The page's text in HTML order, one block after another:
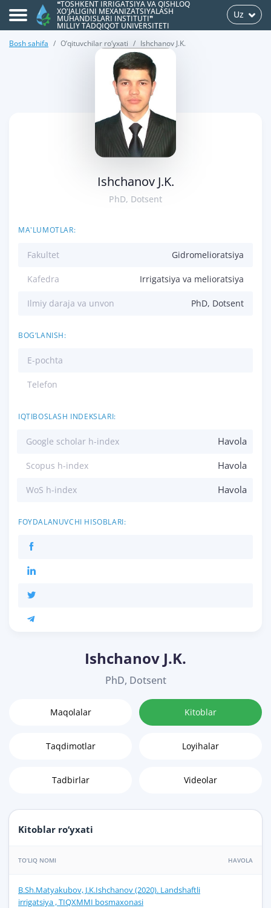
❝TOSHKENT IRRIGATSIYA VA QISHLOQ
XO'JALIGINI MEXANIZATSIYALASH
MUHANDISLARI INSTITUTI❞
MILLIY TADQIQOT UNIVERSITETI
Uz
Bosh sahifa O‘qituvchilar ro‘yxati Ishchanov J.K.
Ishchanov J.K.
PhD, Dotsent
MA'LUMOTLAR:
Fakultet Gidromelioratsiya
Kafedra Irrigatsiya va melioratsiya
Ilmiy daraja va unvon PhD, Dotsent
BOG‘LANISH:
E-pochta
Telefon
IQTIBOSLASH INDEKSLARI:
Google scholar h-index Havola
Scopus h-index Havola
WoS h-index Havola
FOYDALANUVCHI HISOBLARI:
Ishchanov J.K.
PhD, Dotsent
Maqolalar Kitoblar
Taqdimotlar Loyihalar
Tadbirlar Videolar
Kitoblar ro‘yxati
TO‘LIQ NOMI HAVOLA
B.Sh.Matyakubov, J.K.Ishchanov (2020). Landshaftli
irrigatsiya , TIQXMMI bosmaxonasi